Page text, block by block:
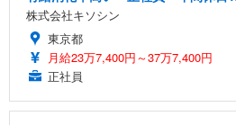
株式会社キソシン
東京都
月給23万7,400円～37万7,400円
正社員